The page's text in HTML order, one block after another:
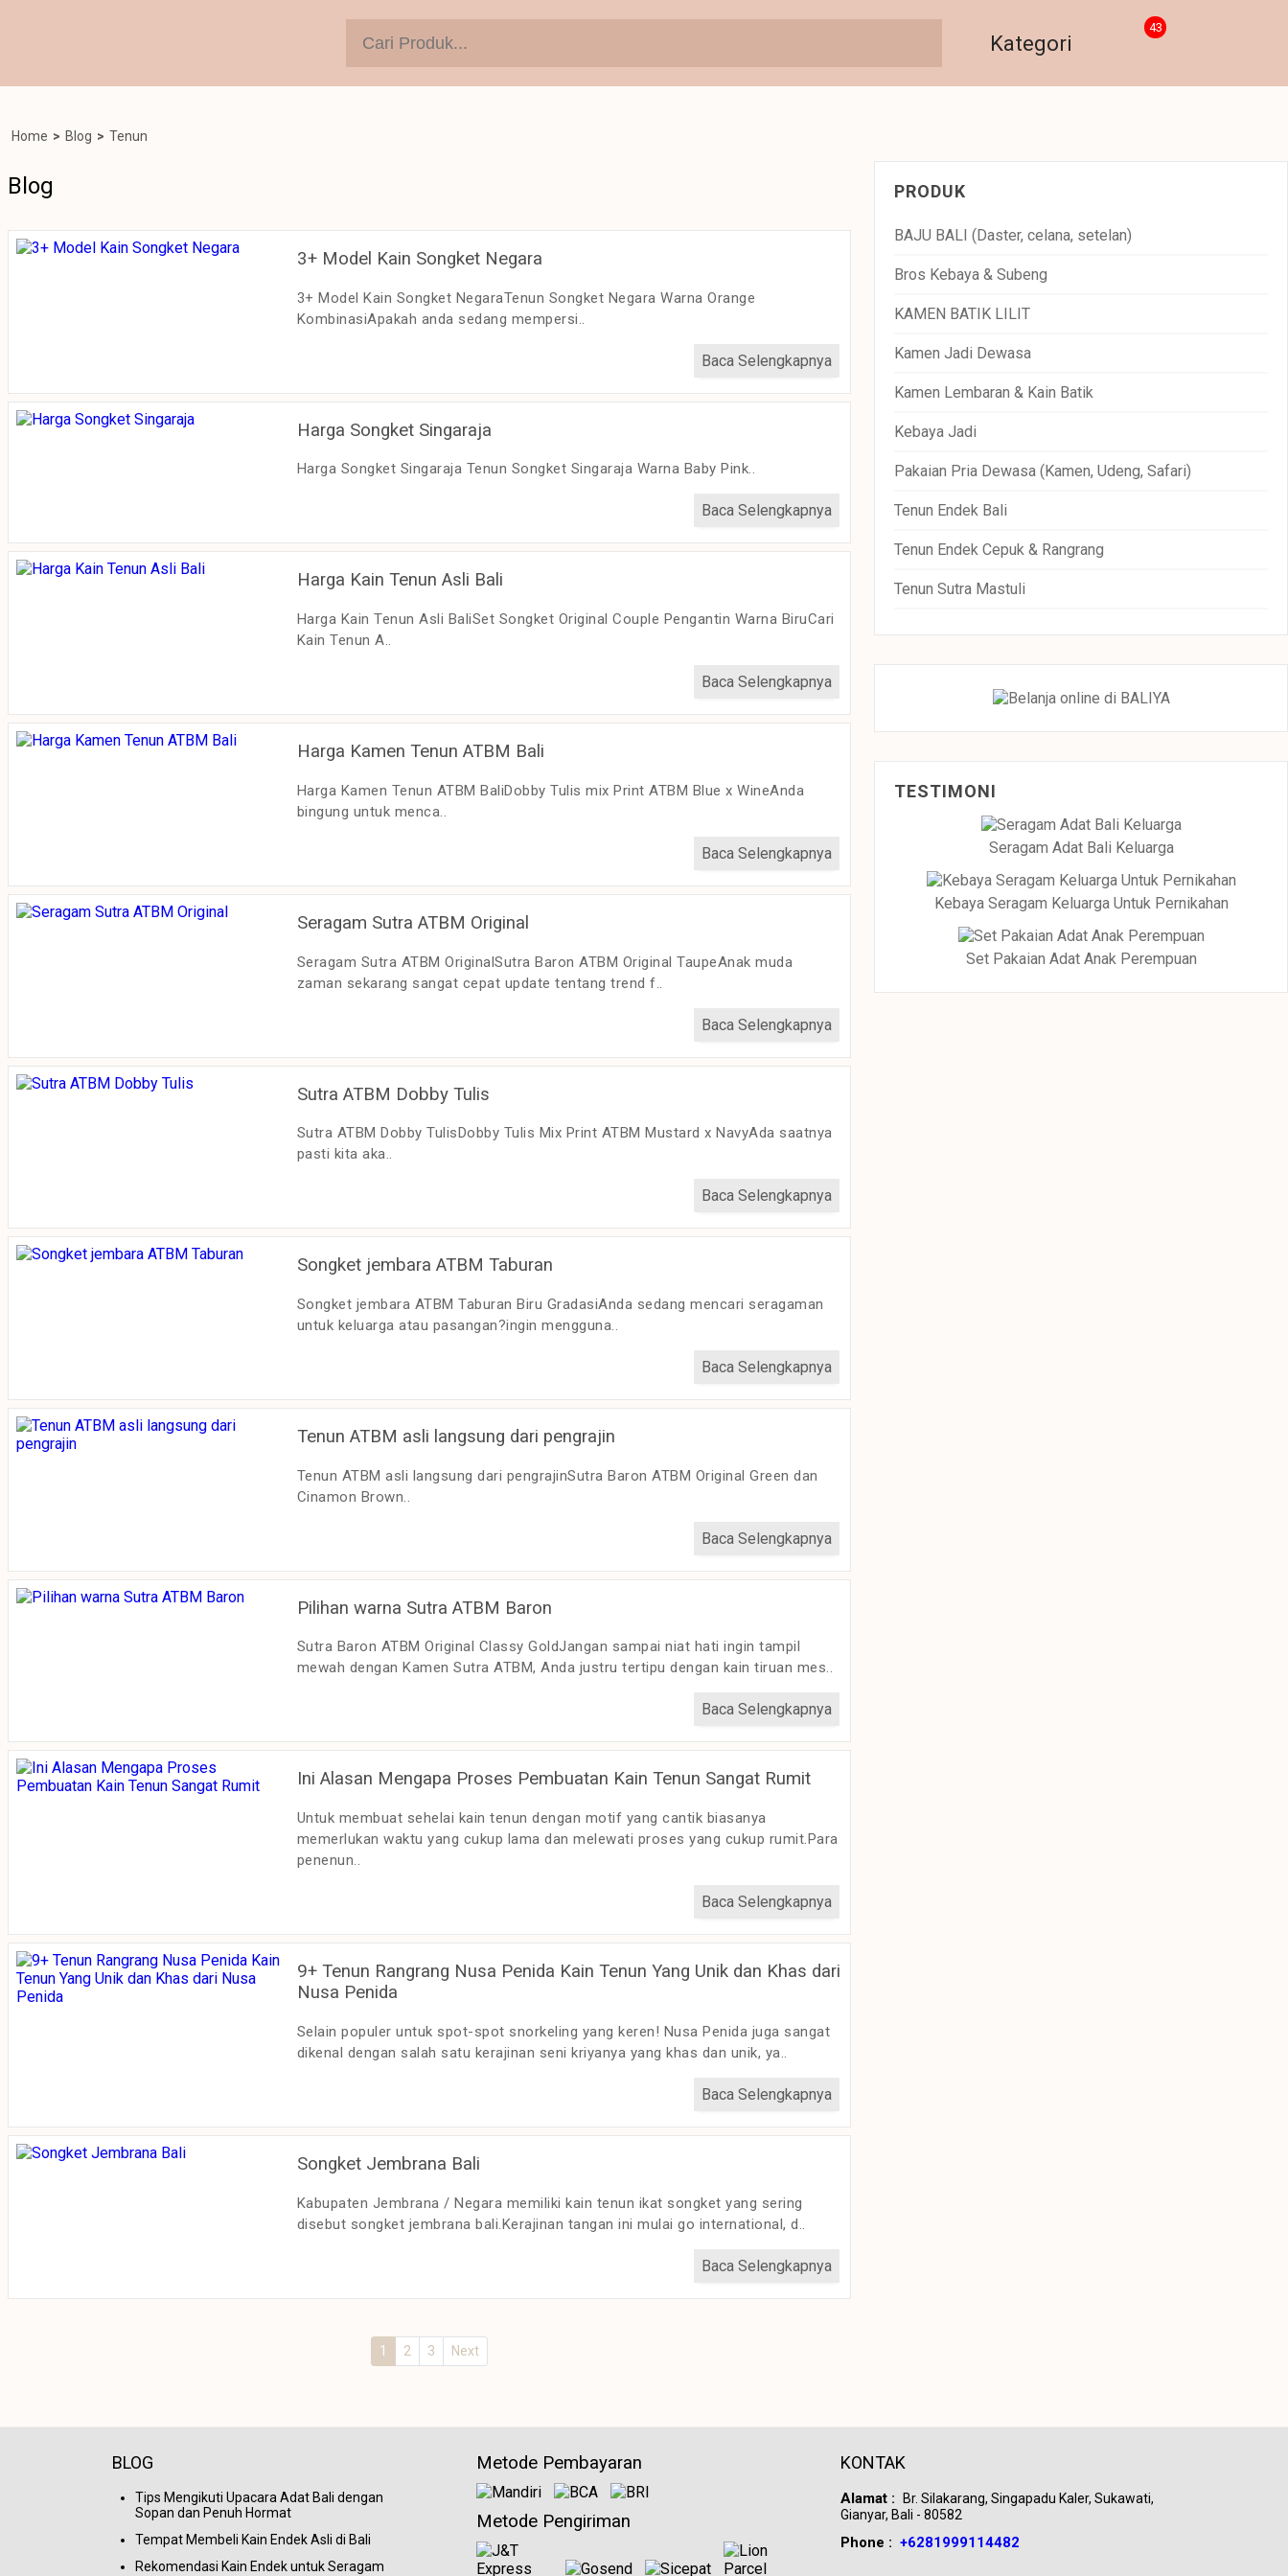
Kategori
43
Home > Blog > Tenun
Blog
3+ Model Kain Songket Negara
3+ Model Kain Songket NegaraTenun Songket Negara Warna Orange
KombinasiApakah anda sedang mempersi..
Baca Selengkapnya
Harga Songket Singaraja
Harga Songket Singaraja Tenun Songket Singaraja Warna Baby Pink..
Baca Selengkapnya
Harga Kain Tenun Asli Bali
Harga Kain Tenun Asli BaliSet Songket Original Couple Pengantin Warna BiruCari
Kain Tenun A..
Baca Selengkapnya
Harga Kamen Tenun ATBM Bali
Harga Kamen Tenun ATBM BaliDobby Tulis mix Print ATBM Blue x WineAnda
bingung untuk menca..
Baca Selengkapnya
Seragam Sutra ATBM Original
Seragam Sutra ATBM OriginalSutra Baron ATBM Original TaupeAnak muda
zaman sekarang sangat cepat update tentang trend f..
Baca Selengkapnya
Sutra ATBM Dobby Tulis
Sutra ATBM Dobby TulisDobby Tulis Mix Print ATBM Mustard x NavyAda saatnya
pasti kita aka..
Baca Selengkapnya
Songket jembara ATBM Taburan
Songket jembara ATBM Taburan Biru GradasiAnda sedang mencari seragaman
untuk keluarga atau pasangan?ingin mengguna..
Baca Selengkapnya
Tenun ATBM asli langsung dari pengrajin
Tenun ATBM asli langsung dari pengrajinSutra Baron ATBM Original Green dan
Cinamon Brown..
Baca Selengkapnya
Pilihan warna Sutra ATBM Baron
Sutra Baron ATBM Original Classy GoldJangan sampai niat hati ingin tampil
mewah dengan Kamen Sutra ATBM, Anda justru tertipu dengan kain tiruan mes..
Baca Selengkapnya
Ini Alasan Mengapa Proses Pembuatan Kain Tenun Sangat Rumit
Untuk membuat sehelai kain tenun dengan motif yang cantik biasanya
memerlukan waktu yang cukup lama dan melewati proses yang cukup rumit.Para
penenun..
Baca Selengkapnya
9+ Tenun Rangrang Nusa Penida Kain Tenun Yang Unik dan Khas dari
Nusa Penida
Selain populer untuk spot-spot snorkeling yang keren! Nusa Penida juga sangat
dikenal dengan salah satu kerajinan seni kriyanya yang khas dan unik, ya..
Baca Selengkapnya
Songket Jembrana Bali
Kabupaten Jembrana / Negara memiliki kain tenun ikat songket yang sering
disebut songket jembrana bali.Kerajinan tangan ini mulai go international, d..
Baca Selengkapnya
1 2 3 Next
PRODUK
BAJU BALI (Daster, celana, setelan)
Bros Kebaya & Subeng
KAMEN BATIK LILIT
Kamen Jadi Dewasa
Kamen Lembaran & Kain Batik
Kebaya Jadi
Pakaian Pria Dewasa (Kamen, Udeng, Safari)
Tenun Endek Bali
Tenun Endek Cepuk & Rangrang
Tenun Sutra Mastuli
TESTIMONI
Seragam Adat Bali Keluarga
Kebaya Seragam Keluarga Untuk Pernikahan
Set Pakaian Adat Anak Perempuan
BLOG
Tips Mengikuti Upacara Adat Bali dengan
Sopan dan Penuh Hormat
Tempat Membeli Kain Endek Asli di Bali
Rekomendasi Kain Endek untuk Seragam
Metode Pembayaran
Metode Pengiriman
KONTAK
Alamat :
Br. Silakarang, Singapadu Kaler, Sukawati,
Gianyar, Bali - 80582
Phone : +6281999114482